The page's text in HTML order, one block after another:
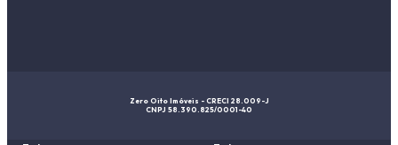
Zero Oito Imóveis - CRECI 28.009-J
CNPJ 58.390.825/0001-40